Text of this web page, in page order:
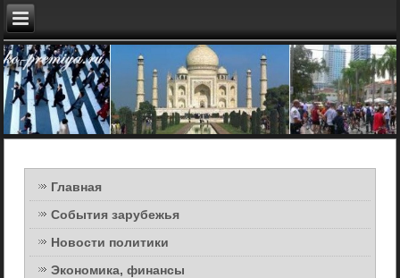
Главная
События зарубежья
Новости политики
Экономика, финансы